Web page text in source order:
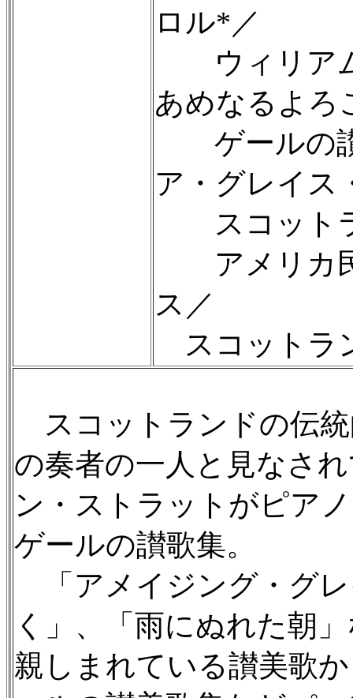
ロル*／
ウィリアム
あめなるよろ
ゲールの讃
ア・グレイス
スコットラ
アメリカ民
ス／
スコットラ
スコットランドの伝
の奏者の一人と見なさ
ン・ストラットがピア
ゲールの讃歌集。
「アメイジング・グ
く」、「雨にぬれた朝
親しまれている讃美歌